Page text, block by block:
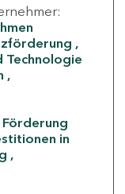
Technologie
Förderung
in